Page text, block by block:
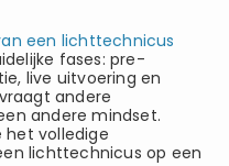
een lichttechnicus
fases: pre-
live uitvoering en
andere
andere mindset.
het volledige
lichttechnicus op een